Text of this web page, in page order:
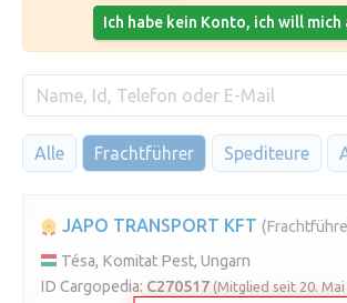
Ich habe kein Konto, ich will mich
Alle Frachtführer Spediteure
JAPO TRANSPORT KFT
Tésa, Komitat Pest, Ungarn
ID Cargopedia: C270517 (Mitglied seit 20. Mai